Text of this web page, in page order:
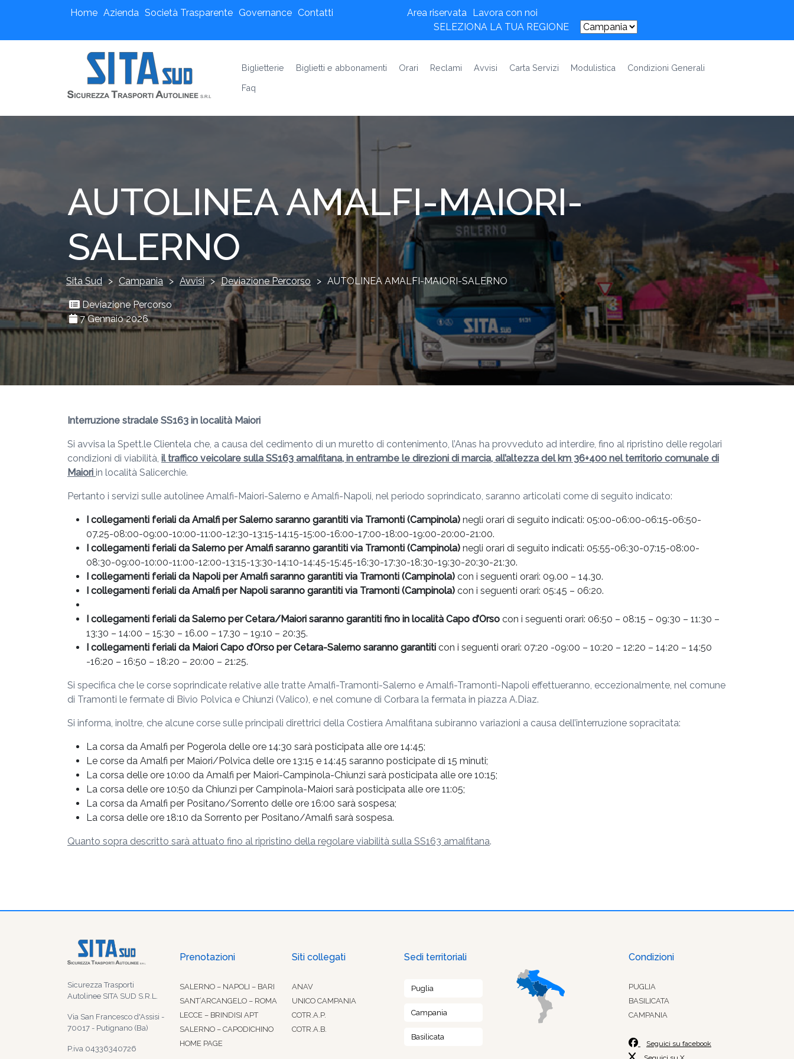
Home Azienda Società Trasparente Governance Contatti Area riservata Lavora con noi
SELEZIONA LA TUA REGIONE
Biglietterie Biglietti e abbonamenti Orari Reclami Avvisi Carta Servizi Modulistica
Condizioni Generali
Faq
AUTOLINEA AMALFI-MAIORI-
SALERNO
Sita Sud > Campania > Avvisi > Deviazione Percorso > AUTOLINEA AMALFI-MAIORI-SALERNO
Deviazione Percorso
7 Gennaio 2026
Interruzione stradale SS163 in località Maiori
Si avvisa la Spett.le Clientela che, a causa del cedimento di un muretto di contenimento, l’Anas ha provveduto ad interdire, fino al ripristino delle regolari
condizioni di viabilità, il traffico veicolare sulla SS163 amalfitana, in entrambe le direzioni di marcia, all’altezza del km 36+400 nel territorio comunale di
Maiori in località Salicerchie.
Pertanto i servizi sulle autolinee Amalfi-Maiori-Salerno e Amalfi-Napoli, nel periodo soprindicato, saranno articolati come di seguito indicato:
I collegamenti feriali da Amalfi per Salerno saranno garantiti via Tramonti (Campinola) negli orari di seguito indicati: 05:00-06:00-06:15-06:50-
07.25-08:00-09:00-10:00-11:00-12:30-13:15-14:15-15:00-16:00-17:00-18:00-19:00-20:00-21:00.
I collegamenti feriali da Salerno per Amalfi saranno garantiti via Tramonti (Campinola) negli orari di seguito indicati: 05:55-06:30-07:15-08:00-
08:30-09:00-10:00-11:00-12:00-13:15-13:30-14:10-14:45-15:45-16:30-17:30-18:30-19:30-20:30-21:30.
I collegamenti feriali da Napoli per Amalfi saranno garantiti via Tramonti (Campinola) con i seguenti orari: 09.00 – 14.30.
I collegamenti feriali da Amalfi per Napoli saranno garantiti via Tramonti (Campinola) con i seguenti orari: 05:45 – 06:20.
I collegamenti feriali da Salerno per Cetara/Maiori saranno garantiti fino in località Capo d’Orso con i seguenti orari: 06:50 – 08:15 – 09:30 – 11:30 –
13:30 – 14:00 – 15:30 – 16.00 – 17.30 – 19:10 – 20:35.
I collegamenti feriali da Maiori Capo d’Orso per Cetara-Salerno saranno garantiti con i seguenti orari: 07:20 -09:00 – 10:20 – 12:20 – 14:20 – 14:50
-16:20 – 16:50 – 18:20 – 20:00 – 21:25.
Si specifica che le corse soprindicate relative alle tratte Amalfi-Tramonti-Salerno e Amalfi-Tramonti-Napoli effettueranno, eccezionalmente, nel comune
di Tramonti le fermate di Bivio Polvica e Chiunzi (Valico), e nel comune di Corbara la fermata in piazza A.Diaz.
Si informa, inoltre, che alcune corse sulle principali direttrici della Costiera Amalfitana subiranno variazioni a causa dell’interruzione sopracitata:
La corsa da Amalfi per Pogerola delle ore 14:30 sarà posticipata alle ore 14:45;
Le corse da Amalfi per Maiori/Polvica delle ore 13:15 e 14:45 saranno posticipate di 15 minuti;
La corsa delle ore 10:00 da Amalfi per Maiori-Campinola-Chiunzi sarà posticipata alle ore 10:15;
La corsa delle ore 10:50 da Chiunzi per Campinola-Maiori sarà posticipata alle ore 11:05;
La corsa da Amalfi per Positano/Sorrento delle ore 16:00 sarà sospesa;
La corsa delle ore 18:10 da Sorrento per Positano/Amalfi sarà sospesa.
Quanto sopra descritto sarà attuato fino al ripristino della regolare viabilità sulla SS163 amalfitana.
Sicurezza Trasporti
Autolinee SITA SUD S.R.L.
Via San Francesco d'Assisi -
70017 - Putignano (Ba)
P.iva 04336340726
Prenotazioni
SALERNO – NAPOLI – BARI
SANT’ARCANGELO – ROMA
LECCE – BRINDISI APT
SALERNO – CAPODICHINO
HOME PAGE
Siti collegati
ANAV
UNICO CAMPANIA
COTR.A.P.
COTR.A.B.
Sedi territoriali
Puglia
Campania
Basilicata
Condizioni
PUGLIA
BASILICATA
CAMPANIA
Seguici su facebook